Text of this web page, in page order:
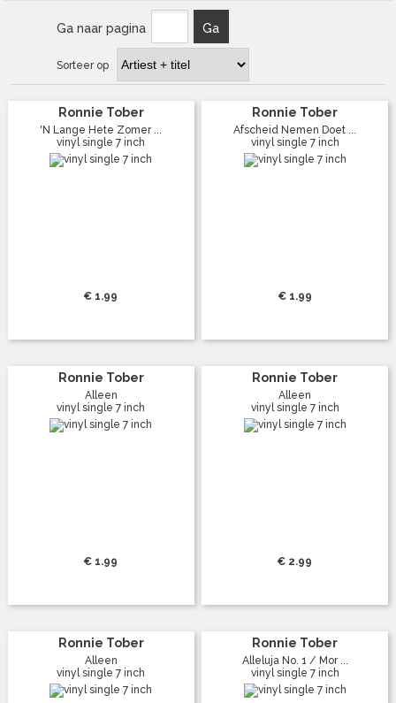
Ga naar pagina Ga
Sorteer op
Ronnie Tober
'N Lange Hete Zomer ...
vinyl single 7 inch
€ 1.99
Ronnie Tober
Afscheid Nemen Doet ...
vinyl single 7 inch
€ 1.99
Ronnie Tober
Alleen
vinyl single 7 inch
€ 1.99
Ronnie Tober
Alleen
vinyl single 7 inch
€ 2.99
Ronnie Tober
Alleen
vinyl single 7 inch
Ronnie Tober
Alleluja No. 1 / Mor ...
vinyl single 7 inch